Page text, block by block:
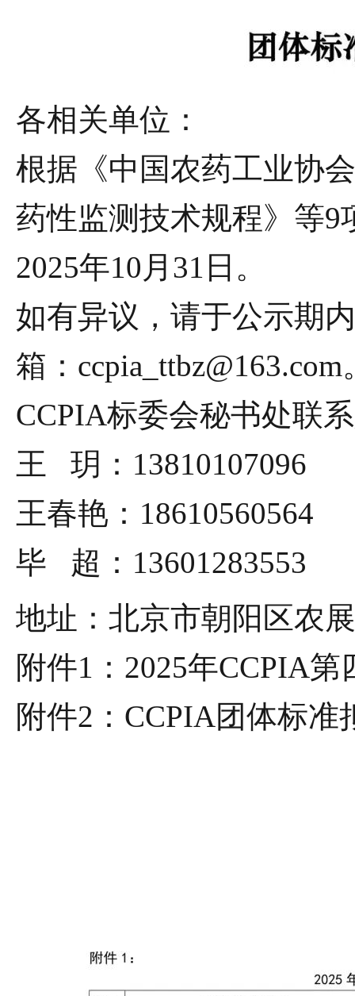
各相关单位：
根据《中国农药工业协
药性监测技术规程》等9
2025年10 月 31 日。
如有异议，请于公示期
箱： ccpia_ttbz@163.com
CCPIA标委会秘书处联
王 玥： 13810107096
王春艳： 18610560564
毕 超： 13601283553
地址：北京市朝阳区农
附件1 ： 2025年CCPIA第
附件2 ： CCPIA团体标准